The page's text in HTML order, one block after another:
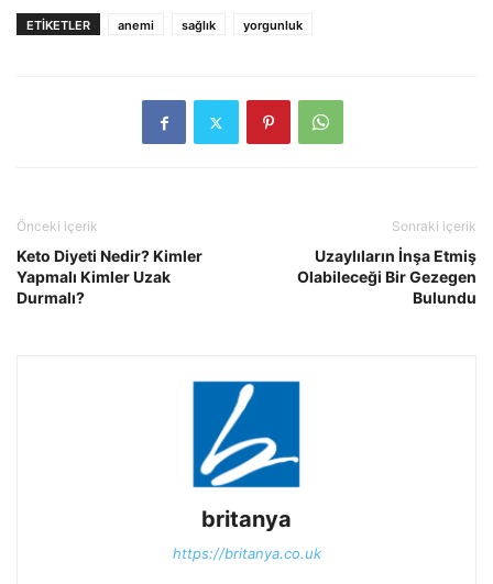
ETİKETLER anemi sağlık yorgunluk
Önceki içerik
Keto Diyeti Nedir? Kimler
Yapmalı Kimler Uzak
Durmalı?
Sonraki içerik
Uzaylıların İnşa Etmiş
Olabileceği Bir Gezegen
Bulundu
britanya
https://britanya.co.uk